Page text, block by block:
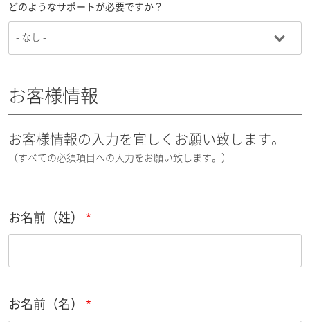
どのようなサポートが必要ですか？
お客様情報
お客様情報の入力を宜しくお願い致します。
（すべての必須項目への入力をお願い致します。）
お名前（姓）
お名前（名）